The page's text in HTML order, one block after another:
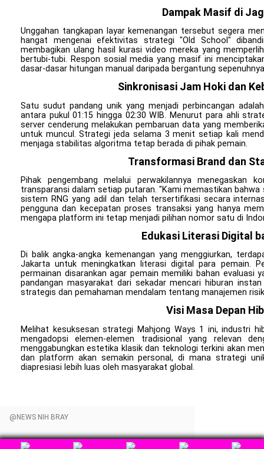
Dampak Masif di
Unggahan tangkapan layar kemenangan tersebut segera
hangat mengenai efektivitas strategi "Old School"
membagikan ulang hasil kurasi video mereka yang
bertubi-tubi. Respon sosial media yang masif ini
dasar-dasar hitungan manual daripada bergantung
Sinkronisasi Jam Hoki dan
Satu sudut pandang unik yang menjadi perbincangan
antara pukul 01:15 hingga 02:30 WIB. Menurut para ahli
server cenderung melakukan pembaruan data yang
untuk muncul. Strategi jeda selama 3 menit setiap kali
menjaga stabilitas algoritma tetap berada di pihak pemain.
Transformasi Brand dan
Pihak pengembang melalui perwakilannya
transparansi dalam setiap putaran. "Kami memastikan
sistem RNG yang adil dan telah tersertifikasi secara
pengguna dan kecepatan proses transaksi yang hanya
mengapa platform ini tetap menjadi pilihan nomor satu di
Edukasi Literasi Digital
Di balik angka-angka kemenangan yang menggiurkan,
Jakarta untuk meningkatkan literasi digital para pemain.
permainan disarankan agar pemain memiliki bahan evaluasi
pandangan masyarakat dari sekadar mencari hiburan
strategis dan pemahaman mendalam tentang manajemen
Visi Masa Depan
Melihat kesuksesan strategi Mahjong Ways 1 ini, industri
mengadopsi elemen-elemen tradisional yang relevan
menggabungkan estetika klasik dan teknologi terkini akan
dan platform akan semakin personal, di mana strategi
diapresiasi lebih luas oleh masyarakat global.
@NEWS NIH BRAY